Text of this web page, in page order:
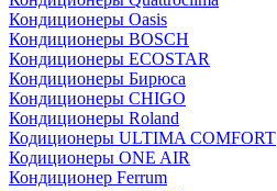
Кондиционеры Oasis
Кондиционеры BOSCH
Кондиционеры ECOSTAR
Кондиционеры Бирюса
Кондиционеры CHIGO
Кондиционеры Roland
Кодиционеры ULTIMA COMFORT
Кодиционеры ONE AIR
Кондиционер Ferrum